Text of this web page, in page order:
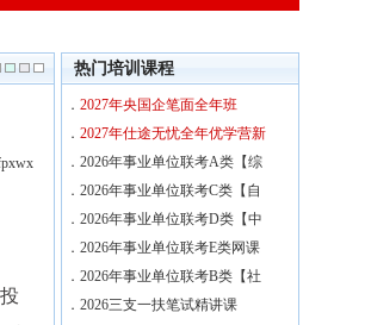
热门培训课程
． 2027年央国企笔面全年班
． 2027年仕途无忧全年优学营新
． 2026年事业单位联考A类【综
． 2026年事业单位联考C类【自
． 2026年事业单位联考D类【中
． 2026年事业单位联考E类网课
． 2026年事业单位联考B类【社
． 2026三支一扶笔试精讲课